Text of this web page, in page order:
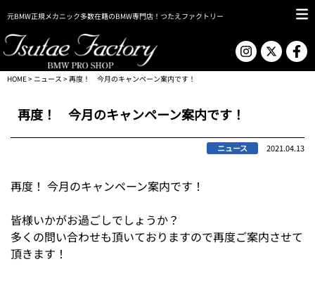
元BMW正規メカニック多数在籍のBMW専門店！つたえファクトリー
HOME> ニュース > 再度！ 今月のキャンペーン案内です！
再度！ 今月のキャンペーン案内です！
ニュース 2021.04.13
再度！ 今月のキャンペーン案内です！
皆様いかがお過ごしでしょうか？
多くの問い合わせも頂いておりますので再度ご案内させて
頂きます！